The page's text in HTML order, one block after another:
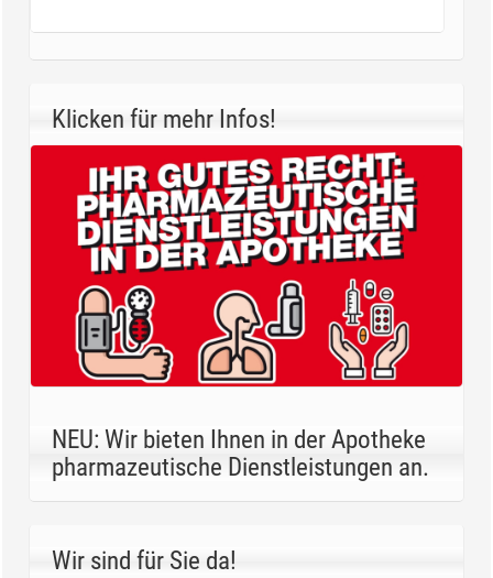
Klicken für mehr Infos!
NEU: Wir bieten Ihnen in der Apotheke
pharmazeutische Dienstleistungen an.
Wir sind für Sie da!